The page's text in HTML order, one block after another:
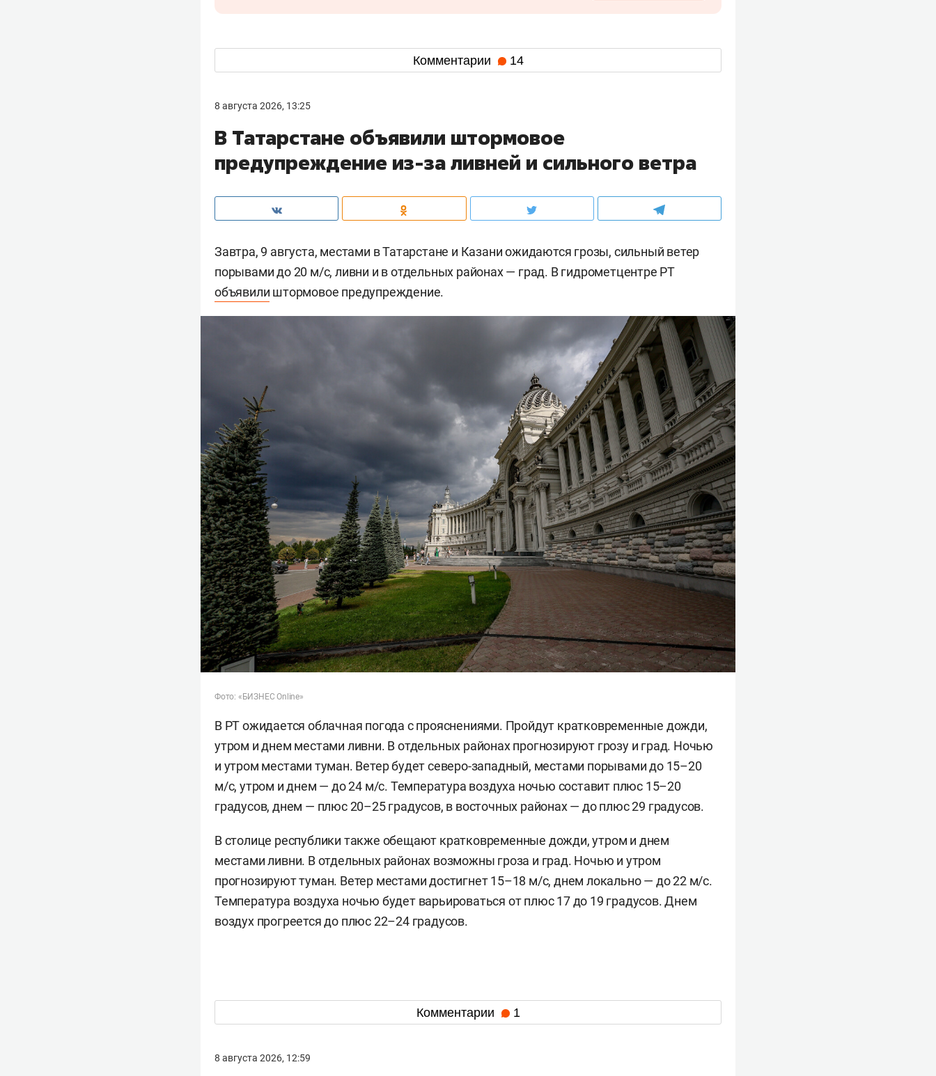
Комментарии 14
8 августа 2026, 13:25
В Татарстане объявили штормовое
предупреждение из-за ливней и сильного ветра
Завтра, 9 августа, местами в Татарстане и Казани ожидаются грозы, сильный ветер
порывами до 20 м/c, ливни и в отдельных районах — град. В гидрометцентре РТ
объявили штормовое предупреждение.
Фото: «БИЗНЕС Online»
В РТ ожидается облачная погода с прояснениями. Пройдут кратковременные дожди,
утром и днем местами ливни. В отдельных районах прогнозируют грозу и град. Ночью
и утром местами туман. Ветер будет северо-западный, местами порывами до 15–20
м/c, утром и днем — до 24 м/с. Температура воздуха ночью составит плюс 15–20
градусов, днем — плюс 20–25 градусов, в восточных районах — до плюс 29 градусов.
В столице республики также обещают кратковременные дожди, утром и днем
местами ливни. В отдельных районах возможны гроза и град. Ночью и утром
прогнозируют туман. Ветер местами достигнет 15–18 м/с, днем локально — до 22 м/с.
Температура воздуха ночью будет варьироваться от плюс 17 до 19 градусов. Днем
воздух прогреется до плюс 22–24 градусов.
Комментарии 1
8 августа 2026, 12:59